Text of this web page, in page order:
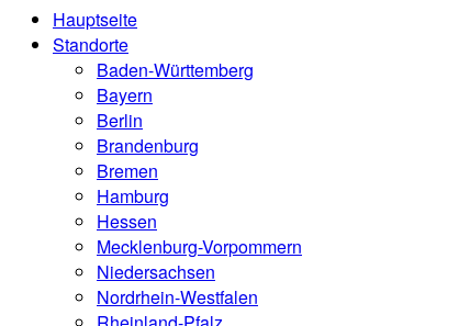
Hauptseite
Standorte
Baden-Württemberg
Bayern
Berlin
Brandenburg
Bremen
Hamburg
Hessen
Mecklenburg-Vorpommern
Niedersachsen
Nordrhein-Westfalen